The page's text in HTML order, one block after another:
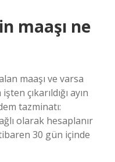
maaşı ne
maaşı ve varsa
çıkarıldığı ayın
tazminatı:
olarak hesaplanır
30 gün içinde